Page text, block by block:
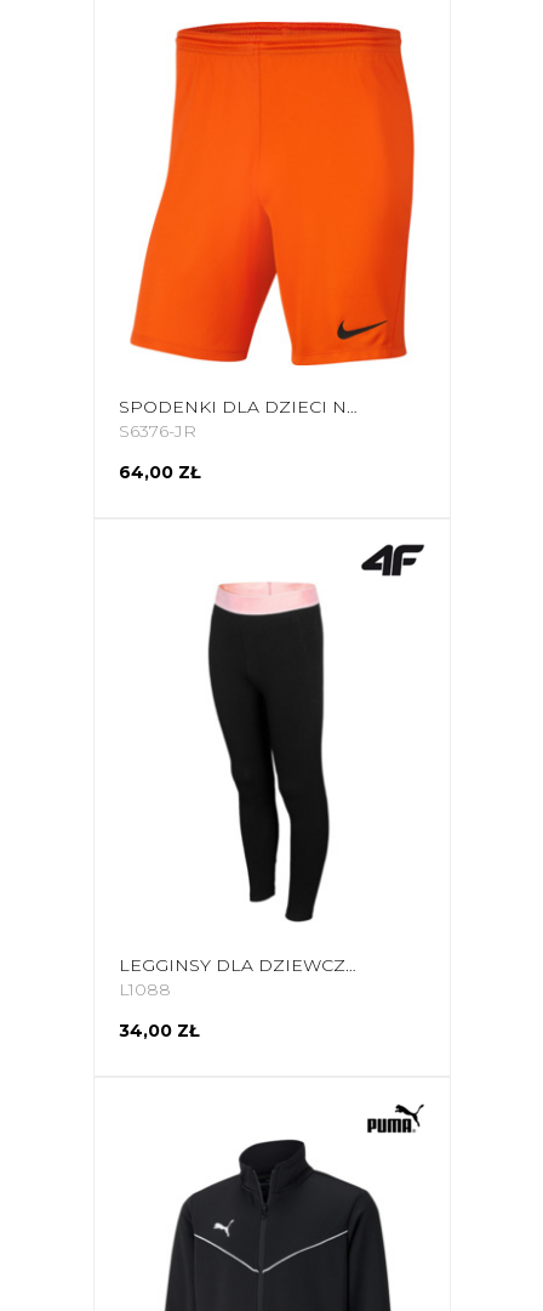
SPODENKI DLA DZIECI NIKE DRY PARK III NB K POMARAŃCZOWE BV6865 819
S6376-JR
64,00 ZŁ
LEGGINSY DLA DZIEWCZYNKI 4F GŁĘBOKA CZERŃ HJL22 JLEG004 20 S
L1088
34,00 ZŁ